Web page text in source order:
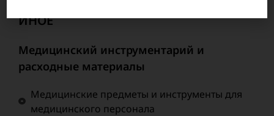
ИНОЕ
Медицинский инструментарий и
расходные материалы
Медицинские предметы и инструменты для
медицинского персонала